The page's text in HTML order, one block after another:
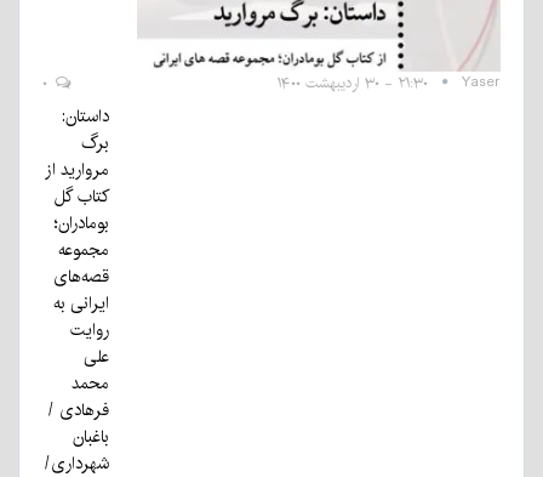
Yaser ۲۱:۳۰ - ۳۰ اردیبهشت ۱۴۰۰
داستان:
برگ
مروارید از
کتاب گل
بومادران؛
مجموعه
قصه‌های
ایرانی به
روایت
علی
محمد
فرهادی /
باغبان
شهرداری/